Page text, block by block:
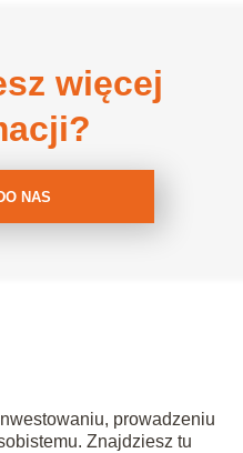
więcej
NAS
prowadzeniu
Znajdziesz tu